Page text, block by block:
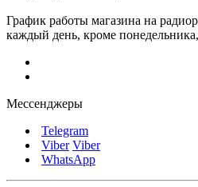
График работы магазина на
каждый день, кроме
Мессенджеры
Telegram
Viber Viber
WhatsApp